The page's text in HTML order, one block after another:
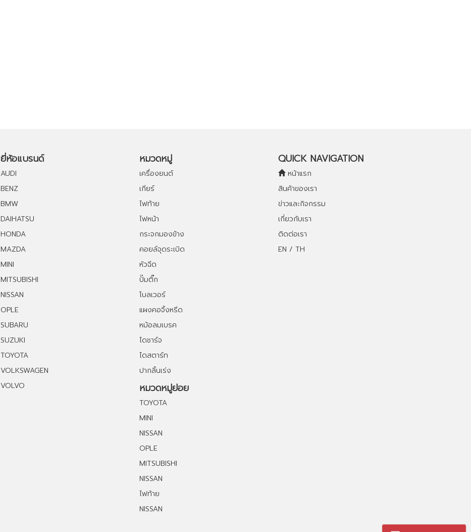
ยี่ห้อแบรนด์
AUDI
BENZ
BMW
DAIHATSU
HONDA
MAZDA
MINI
MITSUBISHI
NISSAN
OPLE
SUBARU
SUZUKI
TOYOTA
VOLKSWAGEN
VOLVO
หมวดหมู่
เครื่องยนต์
เกียร์
ไฟท้าย
ไฟหน้า
กระจกมองข้าง
คอยล์จุดระเบิด
หัวฉีด
ปั๊มติ๊ก
โบลเวอร์
แผงคอจิ้งหรีด
หม้อลมเบรค
ไดชาร์จ
ไดสตาร์ท
ปากลิ้นเร่ง
หมวดหมู่ย่อย
TOYOTA
MINI
NISSAN
OPLE
MITSUBISHI
NISSAN
ไฟท้าย
NISSAN
QUICK NAVIGATION
หน้าแรก
สินค้าของเรา
ข่าวและกิจกรรม
เกี่ยวกับเรา
ติดต่อเรา
EN / TH